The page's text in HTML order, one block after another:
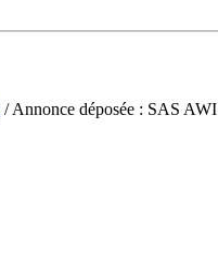
/ Annonce déposée : SAS AWI